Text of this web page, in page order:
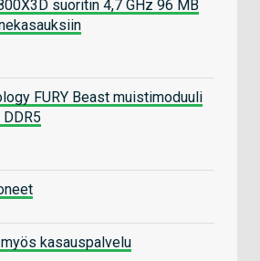
suoritin 4,7 GHz 96 MB
FURY Beast muistimoduuli
kasauspalvelu